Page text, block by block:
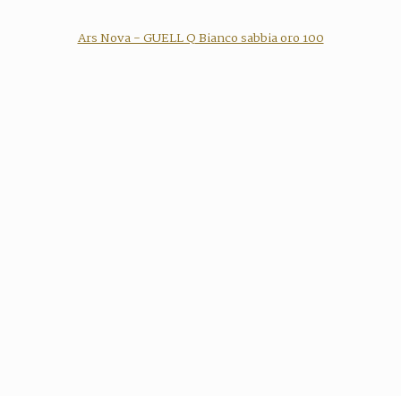
Ars Nova - GUELL Q Bianco sabbia oro 100